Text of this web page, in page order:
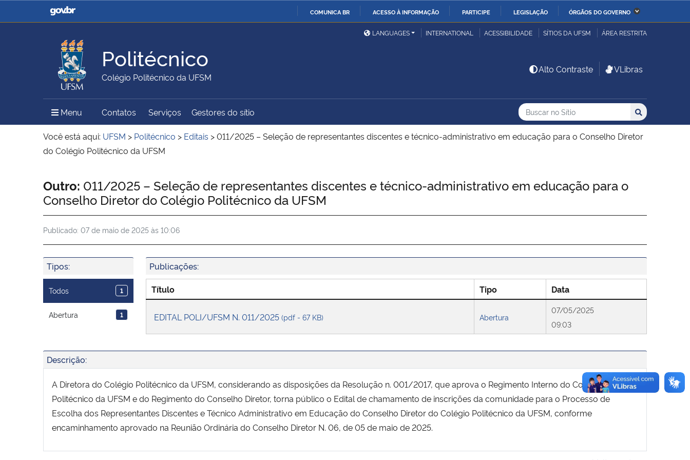
COMUNICA BR ACESSO À INFORMAÇÃO PARTICIPE LEGISLAÇÃO ÓRGÃOS DO GOVERNO
Casa Civil
Ministério da Justiça e
Ministério da Defesa
Ministério das Relações
Exteriores
Ministério da Economia Ministério da Infraestrutura
Ministério da Agricultura,
Pecuária e Abastecimento
Ministério da Educação
Ministério da Ciência,
Tecnologia, Inovações e
Ministério do Meio Ambiente Ministério do Turismo
Ministério do
Desenvolvimento Regional
União
Família e dos Direitos
Institucional
LANGUAGES INTERNATIONAL ACESSIBILIDADE SÍTIOS DA UFSM ÁREA RESTRITA
Politécnico
Colégio Politécnico da UFSM
Alto Contraste VLibras
Menu Menu Principal do Sítio
Contatos Serviços Gestores do sítio Busca
Buscar no no Sítio
Busca: Buscar
Você está aqui: UFSM > Politécnico > Editais >011/2025 – Seleção de representantes discentes e técnico-administrativo em educação para o Conselho Diretor
do Colégio Politécnico da UFSM
Início do conteúdo
Outro: 011/2025 – Seleção de representantes discentes e técnico-administrativo em educação para o
Conselho Diretor do Colégio Politécnico da UFSM
Publicado: 07 de maio de 2025 às 10:06
Tipos:
Todos 1
Abertura 1
Publicações:
Título Tipo Data
EDITAL POLI/UFSM N. 011/2025 (pdf - 67 KB) Abertura
07/05/2025
09:03
Descrição:
A Diretora do Colégio Politécnico da UFSM, considerando as disposições da Resolução n. 001/2017, que aprova o Regimento Interno do Colégio
Politécnico da UFSM e do Regimento do Conselho Diretor, torna público o Edital de chamamento de inscrições da comunidade para o Processo de
Escolha dos Representantes Discentes e Técnico Administrativo em Educação do Conselho Diretor do Colégio Politécnico da UFSM, conforme
encaminhamento aprovado na Reunião Ordinária do Conselho Diretor N. 06, de 05 de maio de 2025.